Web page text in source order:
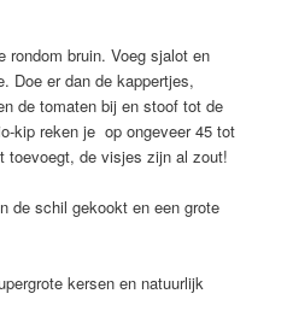
rondom bruin. Voeg sjalot en
Doe er dan de kappertjes,
de tomaten bij en stoof tot de
kip reken je op ongeveer 45 tot
toevoegt, de visjes zijn al zout!
de schil gekookt en een grote
kersen en natuurlijk